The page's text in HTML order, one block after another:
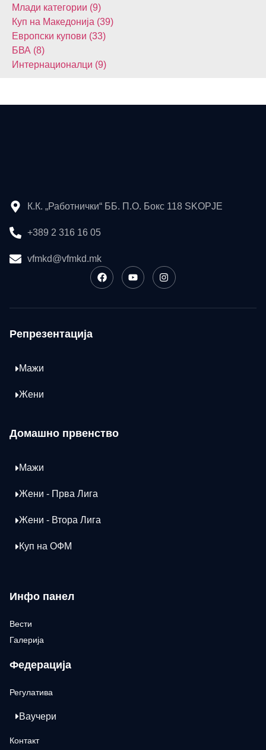
Млади категории (9)
Куп на Македонија (39)
Европски купови (33)
БВА (8)
Интернационалци (9)
К.К. „Работнички“ ББ. П.О. Бокс 118 SKOPJE
+389 2 316 16 05
vfmkd@vfmkd.mk
Репрезентација
Мажи
Жени
Домашно првенство
Мажи
Жени - Прва Лига
Жени - Втора Лига
Куп на ОФМ
Инфо панел
Вести
Галерија
Федерација
Регулатива
Ваучери
Контакт